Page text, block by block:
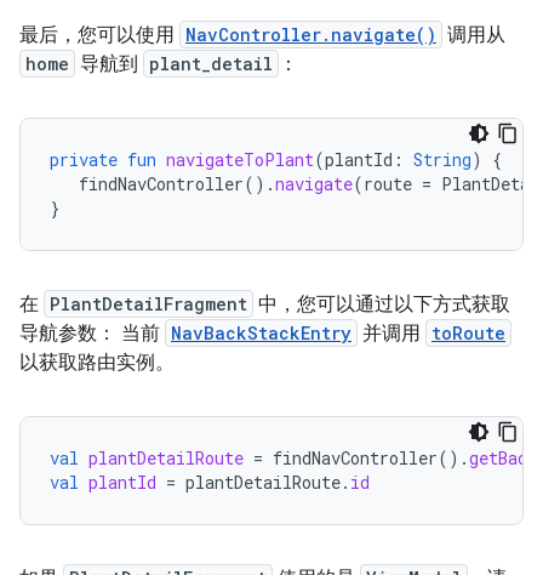
最后，您可以使用 NavController.navigate() 调用从
home 导航到 plant_detail ：
private fun navigateToPlant(plantId : String)
{
findNavController().navigate(route =
}
在 PlantDetailFragment 中，您可以通过以下方式获取
导航参数： 当前 NavBackStackEntry 并调用 toRoute
以获取路由实例。
val plantDetailRoute = findNavController().
val plantId = plantDetailRoute. id